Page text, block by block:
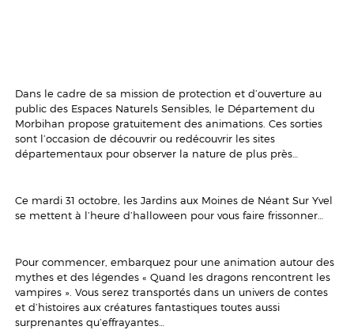
Dans le cadre de sa mission de protection et d’ouverture au
public des Espaces Naturels Sensibles, le Département du
Morbihan propose gratuitement des animations. Ces sorties
sont l’occasion de découvrir ou redécouvrir les sites
départementaux pour observer la nature de plus près…
Ce mardi 31 octobre, les Jardins aux Moines de Néant Sur Yvel
se mettent à l’heure d’halloween pour vous faire frissonner…
Pour commencer, embarquez pour une animation autour des
mythes et des légendes « Quand les dragons rencontrent les
vampires ». Vous serez transportés dans un univers de contes
et d’histoires aux créatures fantastiques toutes aussi
surprenantes qu’effrayantes…